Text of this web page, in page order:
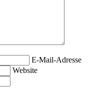
E-Mail-Adresse
Website